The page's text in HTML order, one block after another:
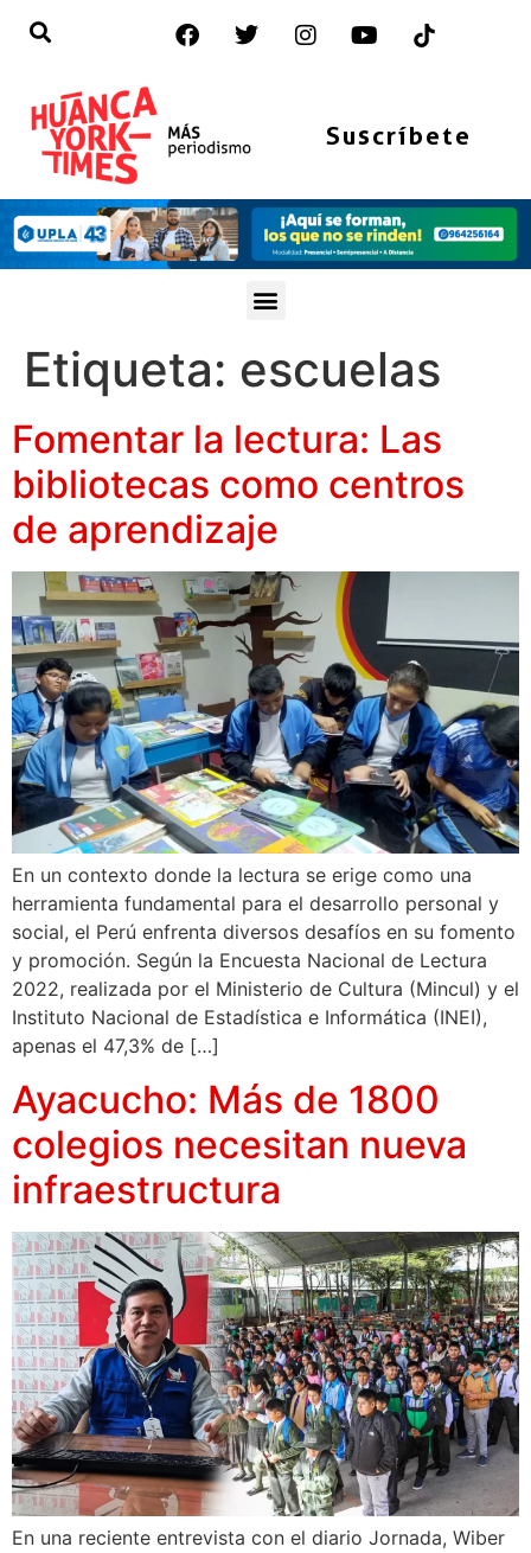
Suscríbete
Etiqueta: escuelas
Fomentar la lectura: Las
bibliotecas como centros
de aprendizaje
En un contexto donde la lectura se erige como una
herramienta fundamental para el desarrollo personal y
social, el Perú enfrenta diversos desafíos en su fomento
y promoción. Según la Encuesta Nacional de Lectura
2022, realizada por el Ministerio de Cultura (Mincul) y el
Instituto Nacional de Estadística e Informática (INEI),
apenas el 47,3% de […]
Ayacucho: Más de 1800
colegios necesitan nueva
infraestructura
En una reciente entrevista con el diario Jornada, Wiber